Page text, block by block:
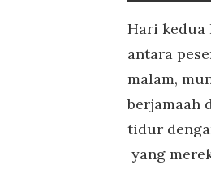
Hari kedua
antara
malam,
berjamaah
tidur
yang